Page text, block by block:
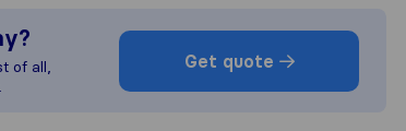
of all,
Get quote